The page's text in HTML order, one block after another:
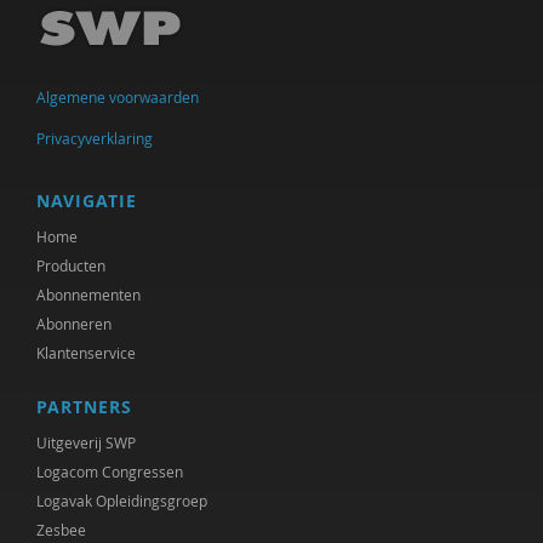
Alain Caillé e.v.a
William E. Connolly
Christine Cuomo
Bram De Jonge
Michiel de Ronde
Marcel de Rooij
Martin Drenthen
Joachim Duyndam
Didier Fassin
Aetzel Griffioen
Algemene voorwaarden
Privacyverklaring
NAVIGATIE
Home
Producten
Abonnementen
Abonneren
Klantenservice
PARTNERS
Uitgeverij SWP
Logacom Congressen
Logavak Opleidingsgroep
Zesbee